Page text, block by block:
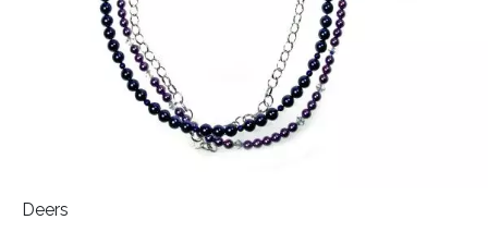
Deers